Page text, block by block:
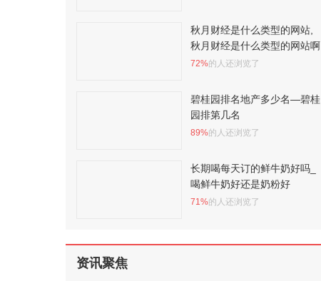
秋月财经是什么类型的网站,
秋月财经是什么类型的网站啊
72%的人还浏览了
碧桂园排名地产多少名—碧桂
园排第几名
89%的人还浏览了
长期喝每天订的鲜牛奶好吗_
喝鲜牛奶好还是奶粉好
71%的人还浏览了
资讯聚焦